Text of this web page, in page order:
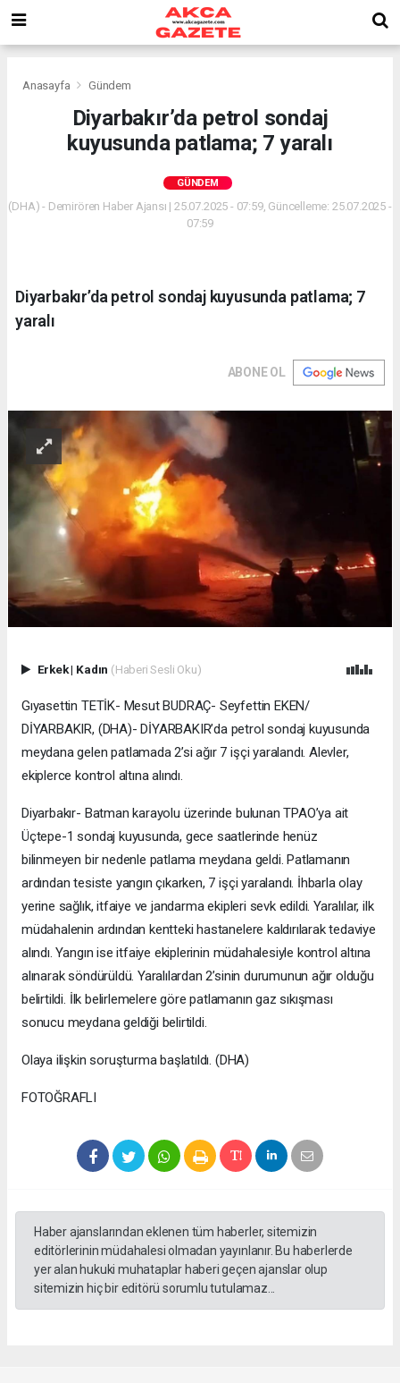
Anasayfa Gündem
Diyarbakır’da petrol sondaj
kuyusunda patlama; 7 yaralı
GÜNDEM
(DHA) - Demirören Haber Ajansı | 25.07.2025 - 07:59, Güncelleme: 25.07.2025 -
07:59
Diyarbakır’da petrol sondaj kuyusunda patlama; 7
yaralı
ABONE OL
Erkek| Kadın (Haberi Sesli Oku)
Gıyasettin TETİK- Mesut BUDRAÇ- Seyfettin EKEN/
DİYARBAKIR, (DHA)- DİYARBAKIR’da petrol sondaj kuyusunda
meydana gelen patlamada 2’si ağır 7 işçi yaralandı. Alevler,
ekiplerce kontrol altına alındı.
Diyarbakır- Batman karayolu üzerinde bulunan TPAO’ya ait
Üçtepe-1 sondaj kuyusunda, gece saatlerinde henüz
bilinmeyen bir nedenle patlama meydana geldi. Patlamanın
ardından tesiste yangın çıkarken, 7 işçi yaralandı. İhbarla olay
yerine sağlık, itfaiye ve jandarma ekipleri sevk edildi. Yaralılar, ilk
müdahalenin ardından kentteki hastanelere kaldırılarak tedaviye
alındı. Yangın ise itfaiye ekiplerinin müdahalesiyle kontrol altına
alınarak söndürüldü. Yaralılardan 2’sinin durumunun ağır olduğu
belirtildi. İlk belirlemelere göre patlamanın gaz sıkışması
sonucu meydana geldiği belirtildi.
Olaya ilişkin soruşturma başlatıldı. (DHA)
FOTOĞRAFLI
Haber ajanslarından eklenen tüm haberler, sitemizin
editörlerinin müdahalesi olmadan yayınlanır. Bu haberlerde
yer alan hukuki muhataplar haberi geçen ajanslar olup
sitemizin hiç bir editörü sorumlu tutulamaz...